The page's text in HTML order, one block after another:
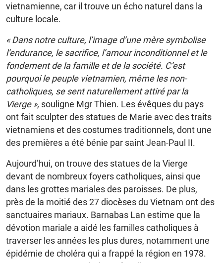
vietnamienne, car il trouve un écho naturel dans la
culture locale.
« Dans notre culture, l’image d’une mère symbolise
l’endurance, le sacrifice, l’amour inconditionnel et le
fondement de la famille et de la société. C’est
pourquoi le peuple vietnamien, même les non-
catholiques, se sent naturellement attiré par la
Vierge », souligne Mgr Thien. Les évêques du pays
ont fait sculpter des statues de Marie avec des traits
vietnamiens et des costumes traditionnels, dont une
des premières a été bénie par saint Jean-Paul II.
Aujourd’hui, on trouve des statues de la Vierge
devant de nombreux foyers catholiques, ainsi que
dans les grottes mariales des paroisses. De plus,
près de la moitié des 27 diocèses du Vietnam ont des
sanctuaires mariaux. Barnabas Lan estime que la
dévotion mariale a aidé les familles catholiques à
traverser les années les plus dures, notamment une
épidémie de choléra qui a frappé la région en 1978.